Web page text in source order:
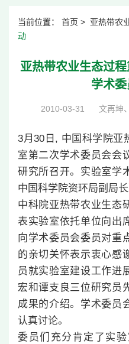
当前位置： 首页 > 亚热带农
动
亚热带农业生态过
学术
2010-03-31 文再坤
3月30日, 中国科学院亚
室第二次学术委员会会
研究所召开。实验室学
中国科学院资环局副局
中科院亚热带农业生态
表实验室依托单位向出
向学术委员会委员对重
的亲切关怀表示衷心感
员就实验室建设工作进
宏和谭支良三位研究员
成果的介绍。学术委员
认真讨论。
委员们充分肯定了实